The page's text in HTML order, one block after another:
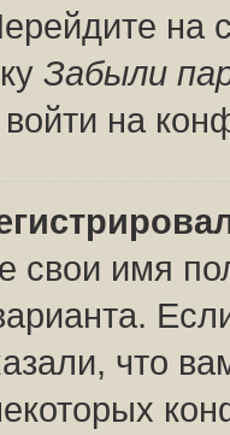
на
Забыли
на
свои имя
что